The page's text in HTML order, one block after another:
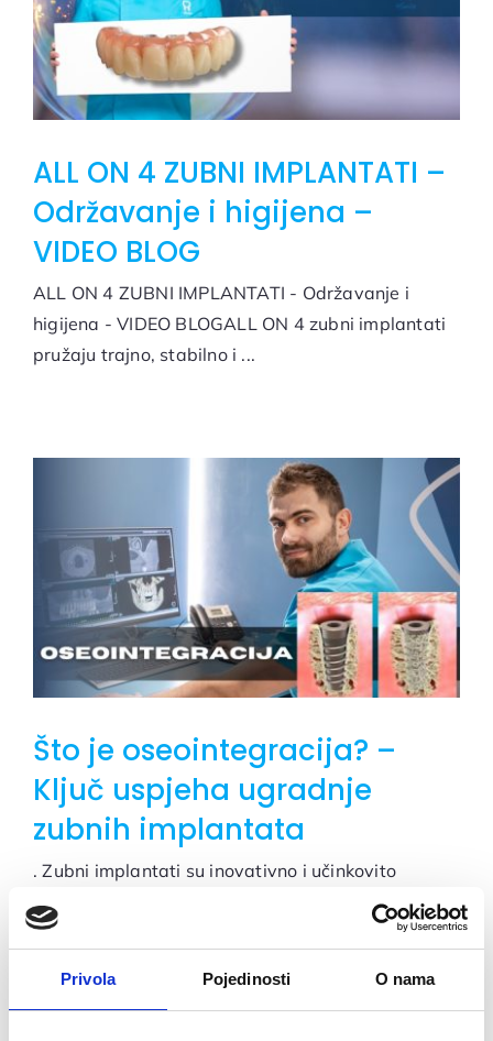
Privola Pojedinosti O nama
ALL ON 4 ZUBNI IMPLANTATI –
Održavanje i higijena –
VIDEO BLOG
ALL ON 4 ZUBNI IMPLANTATI - Održavanje i
higijena - VIDEO BLOGALL ON 4 zubni implantati
pružaju trajno, stabilno i ...
Što je oseointegracija? –
Ključ uspjeha ugradnje
zubnih implantata
. Zubni implantati su inovativno i učinkovito
rješenje za nadoknadu zuba. Oni su vrsta
nadomjestaka za zube koji su ...